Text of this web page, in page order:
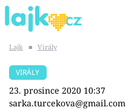
SHOPAHOLICADEL
Lajk ■ Virály
VIRÁLY
23. prosince 2020 10:37
sarka.turcekova@gmail.com